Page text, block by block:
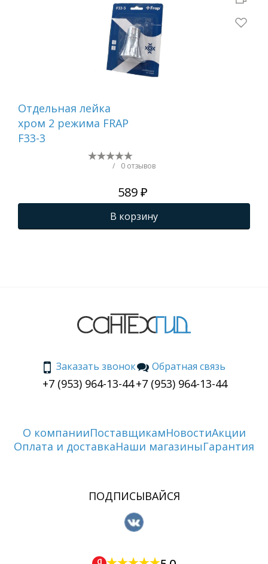
Отдельная лейка
хром 2 режима FRAP
F33-3
/ 0 отзывов
589 ₽
В корзину
Заказать звонок
+7 (953) 964-13-44
Обратная связь
+7 (953) 964-13-44
О компанииПоставщикамНовостиАкции
Оплата и доставкаНаши магазиныГарантия
ПОДПИСЫВАЙСЯ